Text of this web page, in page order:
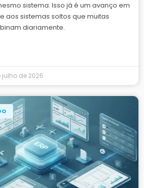
sistema. Isso já é um avanço em
aos sistemas soltos que muitas
diariamente.
julho de 2026